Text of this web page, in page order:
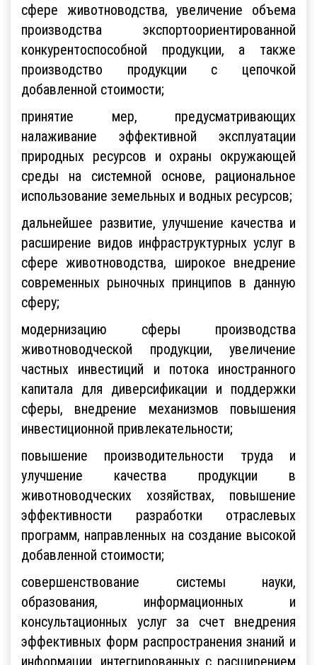
сфере животноводства, увеличение объема
производства экспортоориентированной
конкурентоспособной продукции, а также
производство продукции с цепочкой
добавленной стоимости;
принятие мер, предусматривающих
налаживание эффективной эксплуатации
природных ресурсов и охраны окружающей
среды на системной основе, рациональное
использование земельных и водных ресурсов;
дальнейшее развитие, улучшение качества и
расширение видов инфраструктурных услуг в
сфере животноводства, широкое внедрение
современных рыночных принципов в данную
сферу;
модернизацию сферы производства
животноводческой продукции, увеличение
частных инвестиций и потока иностранного
капитала для диверсификации и поддержки
сферы, внедрение механизмов повышения
инвестиционной привлекательности;
повышение производительности труда и
улучшение качества продукции в
животноводческих хозяйствах, повышение
эффективности разработки отраслевых
программ, направленных на создание высокой
добавленной стоимости;
совершенствование системы науки,
образования, информационных и
консультационных услуг за счет внедрения
эффективных форм распространения знаний и
информации, интегрированных с расширением